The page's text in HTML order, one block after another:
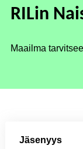
RILin
Maailma
Jäsenyys